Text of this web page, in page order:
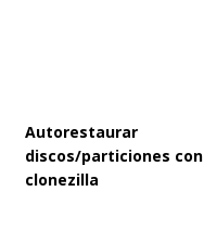
Autorestaurar
discos/particiones con
clonezilla